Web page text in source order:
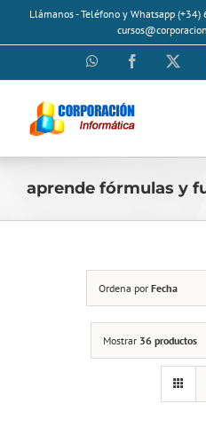
SaltarLlámanos - Teléfono y Whatsapp
WhatsAppFacebook
aprende fórmulas y
Ordena por Fecha
Mostrar 36 productos